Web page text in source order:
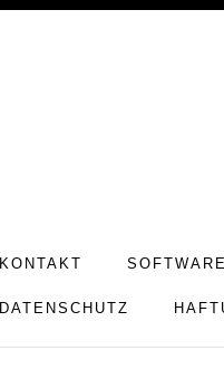
KONTAKT SOFTWARE
DATENSCHUTZ